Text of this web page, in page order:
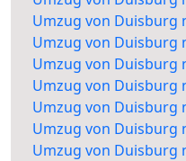
Umzug von Duisburg
Umzug von Duisburg
Umzug von Duisburg
Umzug von Duisburg
Umzug von Duisburg
Umzug von Duisburg
Umzug von Duisburg